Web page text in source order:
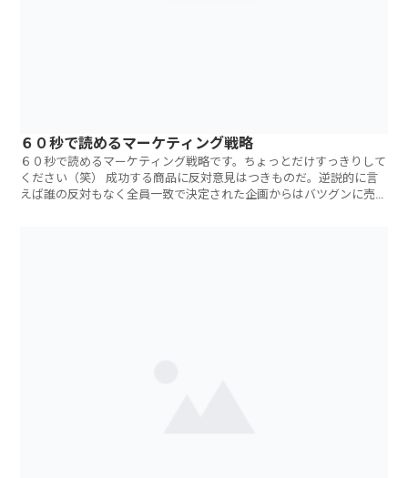
６０秒で読めるマーケティング戦略
６０秒で読めるマーケティング戦略です。ちょっとだけすっきりして
ください（笑） 成功する商品に反対意見はつきものだ。逆説的に言
えば誰の反対もなく全員一致で決定された企画からはバツグンに売れ